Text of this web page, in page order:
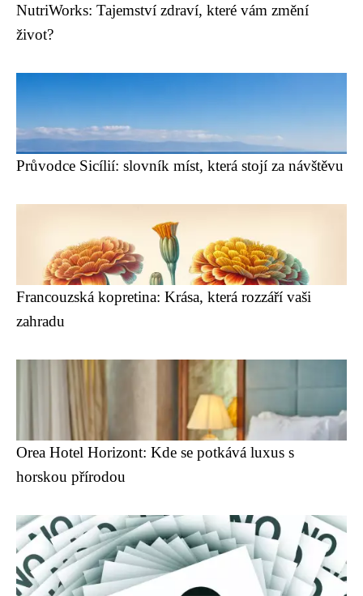
NutriWorks: Tajemství zdraví, které vám změní
život?
Průvodce Sicílií: slovník míst, která stojí za návštěvu
Francouzská kopretina: Krása, která rozzáří vaši
zahradu
Orea Hotel Horizont: Kde se potkává luxus s
horskou přírodou